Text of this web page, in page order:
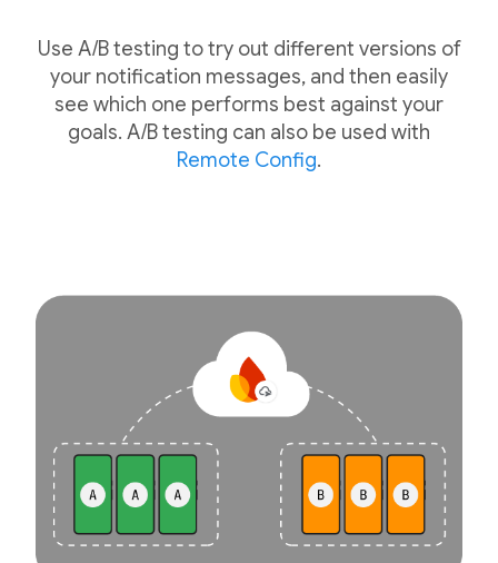
Use A/B testing to try out different versions of
your notification messages, and then easily
see which one performs best against your
goals. A/B testing can also be used with
Remote Config.